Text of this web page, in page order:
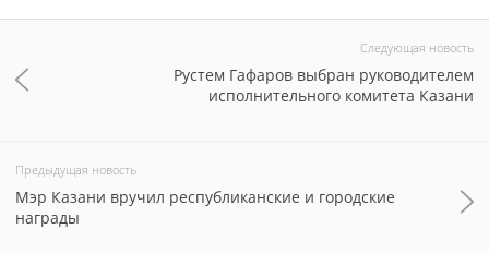
Следующая новость
Рустем Гафаров выбран руководителем
исполнительного комитета Казани
Предыдущая новость
Мэр Казани вручил республиканские и городские
награды